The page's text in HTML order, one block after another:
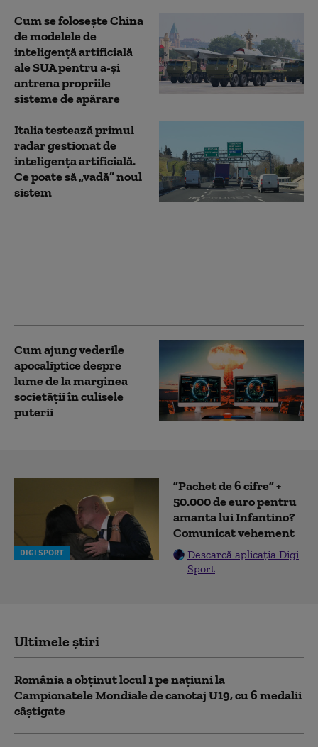
Cum se folosește China
de modelele de
inteligență artificială
ale SUA pentru a-și
antrena propriile
sisteme de apărare
Italia testează primul
radar gestionat de
inteligența artificială.
Ce poate să „vadă” noul
sistem
Cum ajung vederile
apocaliptice despre
lume de la marginea
societății în culisele
puterii
DIGI SPORT
”Pachet de 6 cifre” +
50.000 de euro pentru
amanta lui Infantino?
Comunicat vehement
Descarcă aplicația Digi
Sport
Ultimele știri
România a obținut locul 1 pe naţiuni la
Campionatele Mondiale de canotaj U19, cu 6 medalii
câștigate